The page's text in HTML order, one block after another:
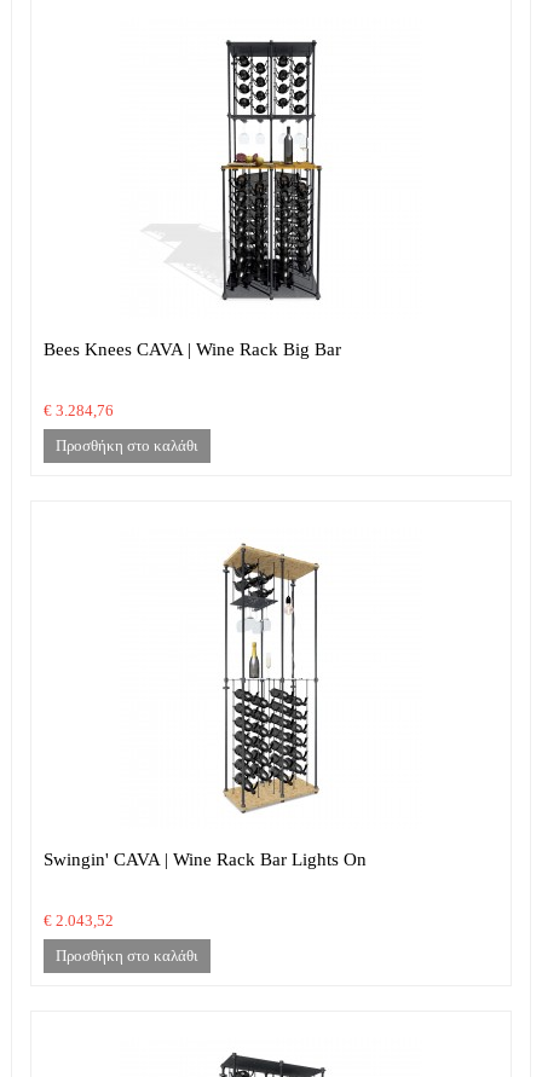
Bees Knees CAVA | Wine Rack Big Bar
€ 3.284,76
Προσθήκη στο καλάθι
Swingin' CAVA | Wine Rack Bar Lights On
€ 2.043,52
Προσθήκη στο καλάθι